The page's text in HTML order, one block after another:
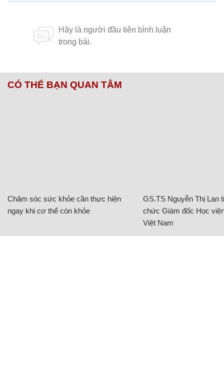
CÓ THỂ BẠN QUAN TÂM
Chăm sóc sức khỏe cần thực hiện
ngay khi cơ thể còn khỏe
GS.TS Nguyễn Thị Lan
chức Giám đốc Học
Việt Nam